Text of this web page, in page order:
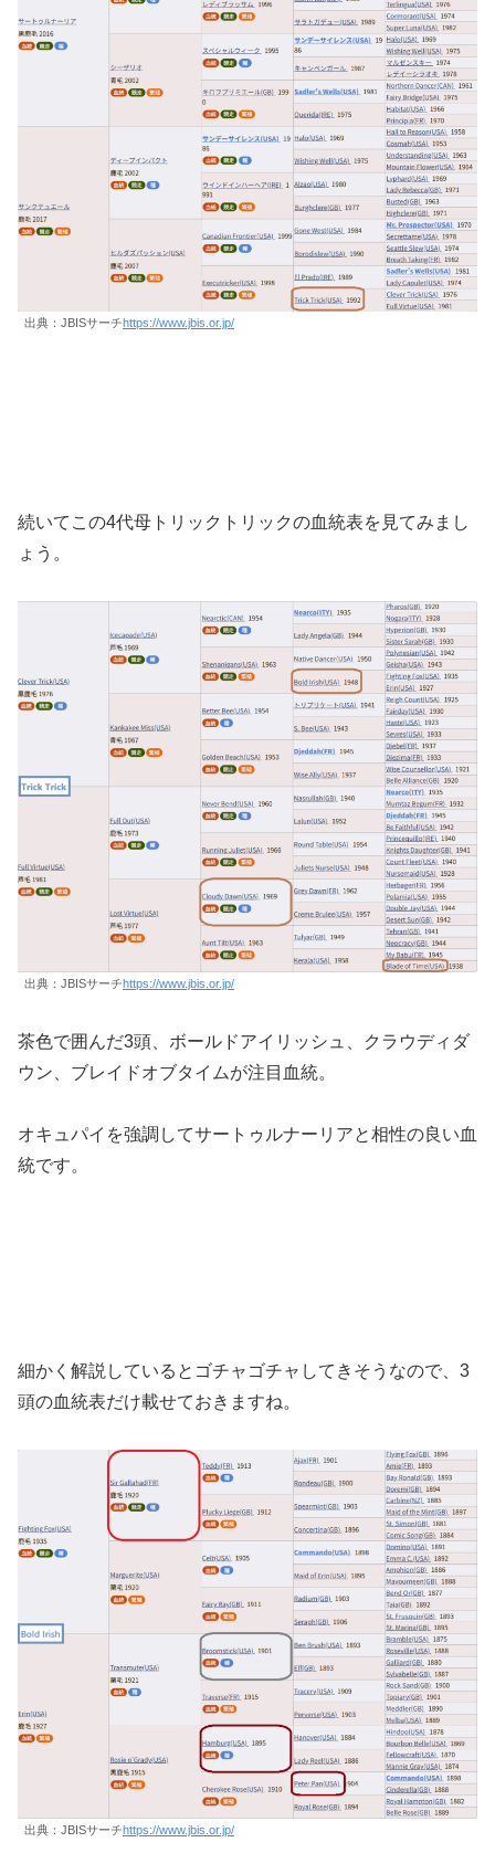
出典：JBISサーチhttps://www.jbis.or.jp/
続いてこの4代母トリックトリックの血統表を見てみまし
ょう。
出典：JBISサーチhttps://www.jbis.or.jp/
茶色で囲んだ3頭、ボールドアイリッシュ、クラウディダ
ウン、ブレイドオブタイムが注目血統。
オキュパイを強調してサートゥルナーリアと相性の良い血
統です。
細かく解説しているとゴチャゴチャしてきそうなので、3
頭の血統表だけ載せておきますね。
出典：JBISサーチhttps://www.jbis.or.jp/